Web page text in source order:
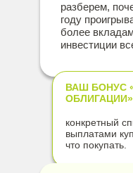
ВАШ БОНУС
разберем,
году
более
инвестиции
конкретный
выплатами
что покупать.